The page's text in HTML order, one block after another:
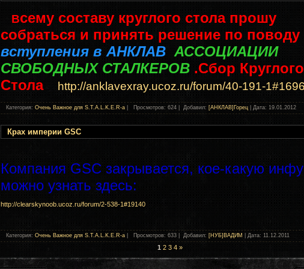
Всему составу круглого стола прошу
собраться и принять решение по поводу
вступления в АНКЛАВ АССОЦИАЦИИ
СВОБОДНЫХ СТАЛКЕРОВ .Сбор Круглого
Стола
http://anklavexray.ucoz.ru/forum/40-191-
Категория: Очень Важное для S.T.A.L.K.E.R-а | Просмотров: 624 | Добавил: [АНКЛАВ]Горец | Дата: 19.01.2012
Крах империи GSC
Компания GSC закрывается, кое-какую инфу
можно узнать здесь:
http://clearskynoob.ucoz.ru/forum/2-538-1#19140
Категория: Очень Важное для S.T.A.L.K.E.R-а | Просмотров: 633 | Добавил: [НУБ]ВАДИМ | Дата: 11.12.2011
1 2 3 4 »